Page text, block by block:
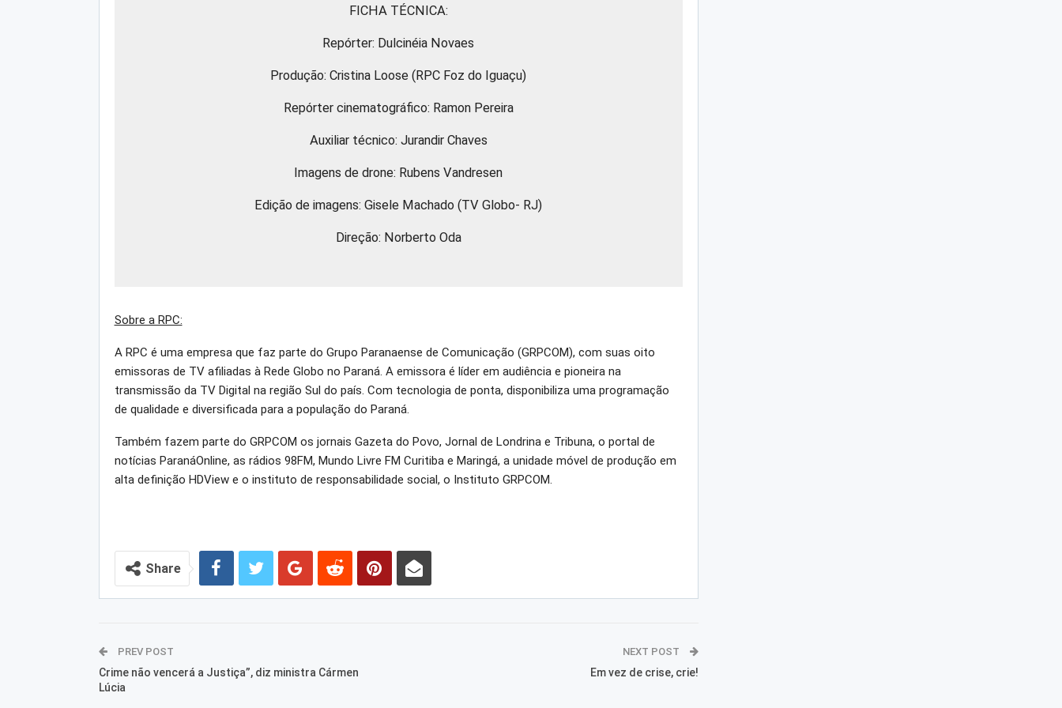
FICHA TÉCNICA:
Repórter: Dulcinéia Novaes
Produção: Cristina Loose (RPC Foz do Iguaçu)
Repórter cinematográfico: Ramon Pereira
Auxiliar técnico: Jurandir Chaves
Imagens de drone: Rubens Vandresen
Edição de imagens: Gisele Machado (TV Globo- RJ)
Direção: Norberto Oda
Sobre a RPC:
A RPC é uma empresa que faz parte do Grupo Paranaense de Comunicação (GRPCOM), com suas oito
emissoras de TV afiliadas à Rede Globo no Paraná. A emissora é líder em audiência e pioneira na
transmissão da TV Digital na região Sul do país. Com tecnologia de ponta, disponibiliza uma programação
de qualidade e diversificada para a população do Paraná.
Também fazem parte do GRPCOM os jornais Gazeta do Povo, Jornal de Londrina e Tribuna, o portal de
notícias ParanáOnline, as rádios 98FM, Mundo Livre FM Curitiba e Maringá, a unidade móvel de produção em
alta definição HDView e o instituto de responsabilidade social, o Instituto GRPCOM.
Share
PREV POST
Crime não vencerá a Justiça”, diz ministra Cármen
Lúcia
NEXT POST
Em vez de crise, crie!